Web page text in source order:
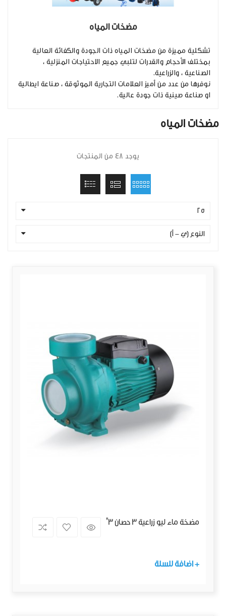
مضخات المياه
تشكلية مميزة من مضخات المياه ذات الجودة والكفائة العالية
بمختلف الأحجام والقدرات لتلبي جميع الاحتياجات المنزلية ،
الصناعية ، والزراعية.
نوفرها من عدد من أميز العلامات التجارية الموثوقة ، صناعة ايطالية
او صناعة صينية ذات جودة عالية.
مضخات المياه
يوجد 48 من المنتجات
25
النوع (ي - أ)
مضخة ماء ليو زراعية 3 حصان 3"
+ اضافة للسلة